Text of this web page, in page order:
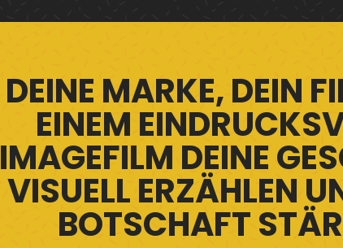
DEINE MARKE, DEIN
EINEM
IMAGEFILM DEINE
VISUELL ERZÄHLEN
BOTSCHAFT